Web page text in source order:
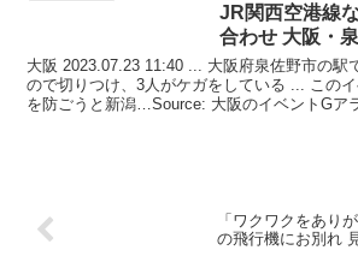
JR関西空港線
合わせ 大阪 ・
大阪 2023.07.23 11:40 ... 大阪府泉佐野市の駅
ので切りつけ、3人がケガをしている ... この
を防ごうと新潟…Source: 大阪のイベントGア
「ワクワクをあり
の飛行機にお別れ